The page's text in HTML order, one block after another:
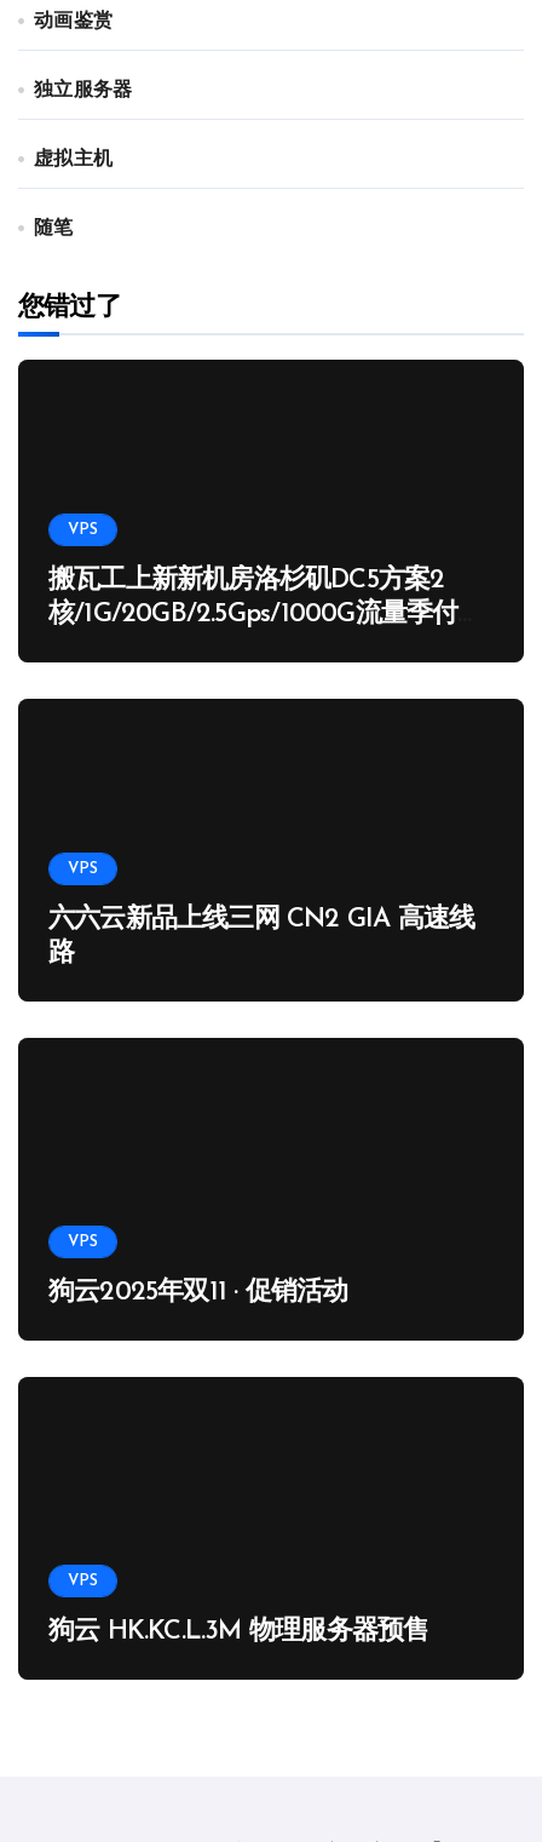
动画鉴赏
独立服务器
虚拟主机
随笔
您错过了
VPS
搬瓦工上新新机房洛杉矶DC5方案2
核/1G/20GB/2.5Gps/1000G流量季付
VPS
六六云新品上线三网 CN2 GIA 高速线
路
VPS
狗云2025年双11 · 促销活动
VPS
狗云 HK.KC.L.3M 物理服务器预售